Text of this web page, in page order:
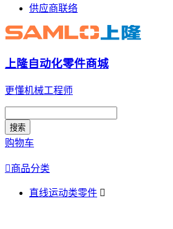
供应商联络
上隆自动化零件商城
更懂机械工程师
搜索
购物车
商品分类
直线运动类零件 